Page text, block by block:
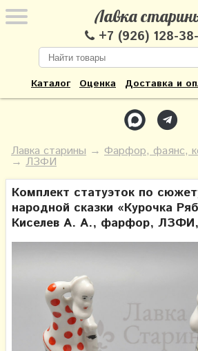
Лавка
+7 (926) 128-
Каталог Оценка Доставка и
Лавка старины → Фарфор, фаянс,
→ ЛЗФИ
Комплект статуэток по
народной сказки​ «Курочка
Киселев А. А., фарфор, ЛЗФИ,